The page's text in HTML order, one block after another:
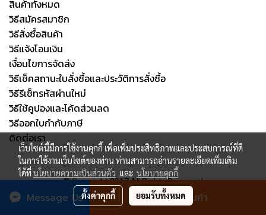
สั่งซื้อสินค้า
Message Us
สินค้าทั้งหมด
วิธีสมัครสมาชิก
วิธีสั่งซื้อสินค้า
วิธีแจ้งโอนเงิน
เงื่อนไขการจัดส่ง
วิธีเช็คสถานะใบสั่งซื้อและประวัติการสั่งซื้อ
วิธีรีเซ็ทรหัสผ่านใหม่
วิธีใช้คูปองและโค้ดส่วนลด
วิธีออกใบกำกับภาษี
ติดต่อเรา
© Copyright 2017 All Rights Reserved
ผู้เข้าชมวันนี้ 1
เว็บไซต์นี้มีการใช้งานคุกกี้ เพื่อเพิ่มประสิทธิภาพและประสบการณ์ที่ดี
ในการใช้งานเว็บไซต์ของท่าน ท่านสามารถอ่านรายละเอียดเพิ่มเติม
ได้ที่นโยบายความเป็นส่วนตัว และ นโยบายคุกกี้
ตั้งค่าคุกกี้ ยอมรับทั้งหมด